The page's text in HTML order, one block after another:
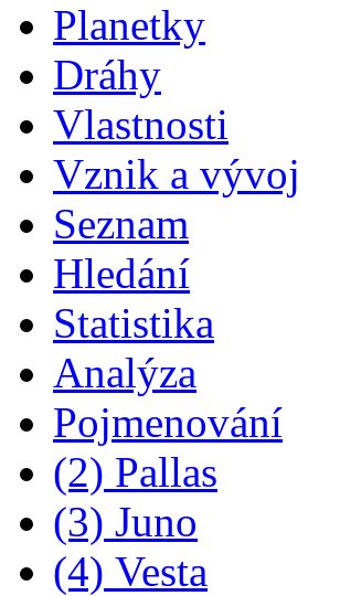
Planetky
Dráhy
Vlastnosti
Vznik a vývoj
Seznam
Hledání
Statistika
Analýza
Pojmenování
(2) Pallas
(3) Juno
(4) Vesta